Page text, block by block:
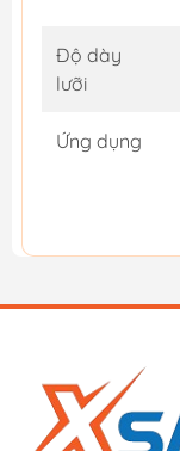
Độ dày
lưỡi
Ứng dụng